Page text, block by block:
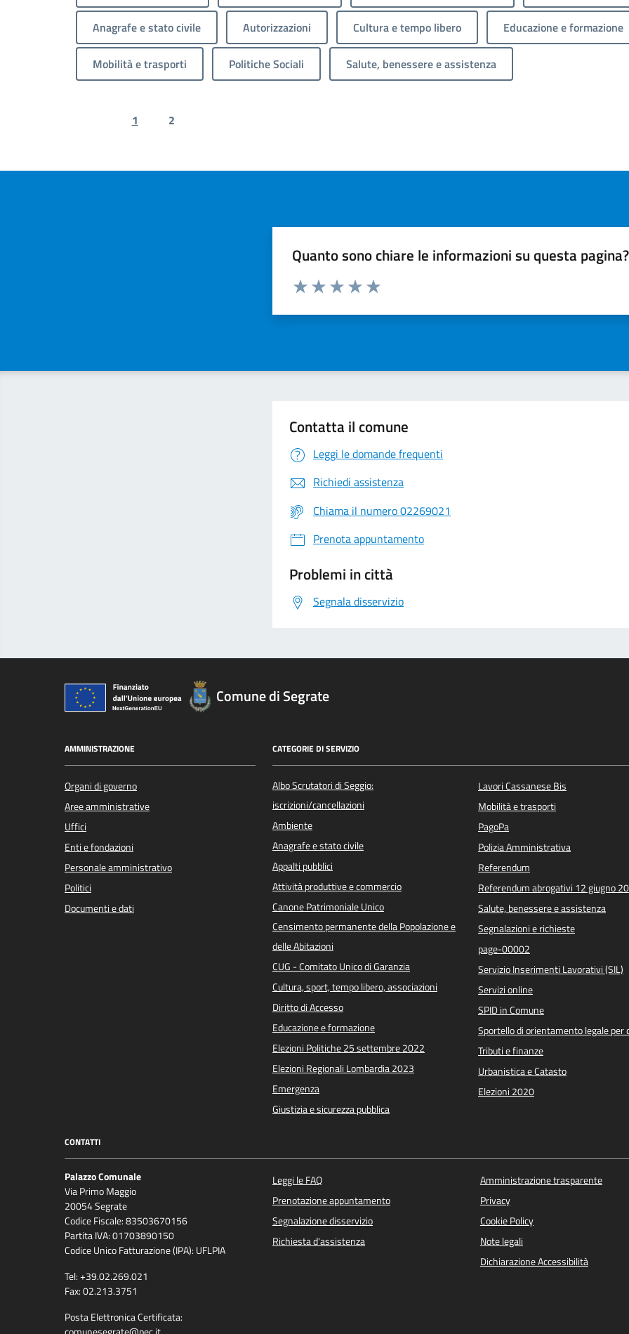
Anagrafe e stato civile Autorizzazioni Cultura e tempo libero Educazione e formazione
Mobilità e trasporti Politiche Sociali Salute, benessere e assistenza
Previous page
1 2
Quanto sono chiare le informazioni su questa pagina?
Valuta da 1 a 5 stelle la pagina
Contatta il comune
Leggi le domande frequenti
Richiedi assistenza
Chiama il numero 02269021
Prenota appuntamento
Problemi in città
Segnala disservizio
Comune di Segrate
AMMINISTRAZIONE
Organi di governo
Aree amministrative
Uffici
Enti e fondazioni
Personale amministrativo
Politici
Documenti e dati
CATEGORIE DI SERVIZIO
Albo Scrutatori di Seggio:
iscrizioni/cancellazioni
Ambiente
Anagrafe e stato civile
Appalti pubblici
Attività produttive e commercio
Canone Patrimoniale Unico
Censimento permanente della Popolazione e
delle Abitazioni
CUG - Comitato Unico di Garanzia
Cultura, sport, tempo libero, associazioni
Diritto di Accesso
Educazione e formazione
Elezioni Politiche 25 settembre 2022
Elezioni Regionali Lombardia 2023
Emergenza
Giustizia e sicurezza pubblica
Lavori Cassanese Bis
Mobilità e trasporti
PagoPa
Polizia Amministrativa
Referendum
Referendum abrogativi 12 giugno
Salute, benessere e assistenza
Segnalazioni e richieste
page-00002
Servizio Inserimenti Lavorativi (SIL)
Servizi online
SPID in Comune
Sportello di orientamento legale per
Tributi e finanze
Urbanistica e Catasto
Elezioni 2020
CONTATTI
Palazzo Comunale
Via Primo Maggio
20054 Segrate
Codice Fiscale: 83503670156
Partita IVA: 01703890150
Codice Unico Fatturazione (IPA): UFLPIA
Tel: +39.02.269.021
Fax: 02.213.3751
Posta Elettronica Certificata:
Leggi le FAQ
Prenotazione appuntamento
Segnalazione disservizio
Richiesta d'assistenza
Amministrazione trasparente
Privacy
Cookie Policy
Note legali
Dichiarazione Accessibilità